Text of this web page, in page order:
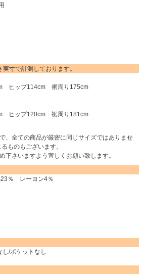
で計測しております。
ヒップ114cm 裾周り175cm
ヒップ120cm 裾周り181cm
、全ての商品が厳密に同じサイズではありませ
ものもございます。
下さいますよう宜しくお願い致します。
％ レーヨン4％
/ポケットなし